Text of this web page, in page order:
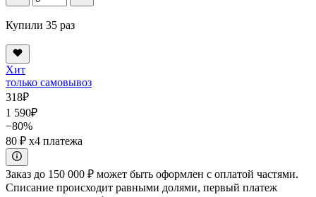
Купили 35 раз
Хит
только самовывоз
318₽
1 590₽
−80%
80 ₽ x4 платежа
Заказ до 150 000 ₽ может быть оформлен с оплатой частями.
Списание происходит равными долями, первый платеж